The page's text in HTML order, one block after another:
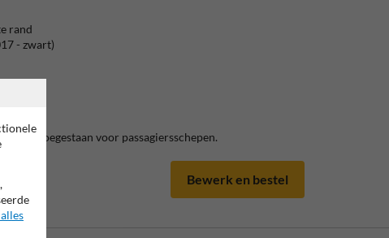
rand
- zwart)
toegestaan voor passagiersschepen.
Bewerk en bestel